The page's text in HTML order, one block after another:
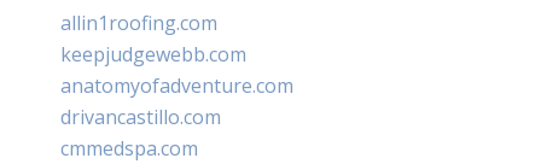
allin1roofing.com
keepjudgewebb.com
anatomyofadventure.com
drivancastillo.com
cmmedspa.com